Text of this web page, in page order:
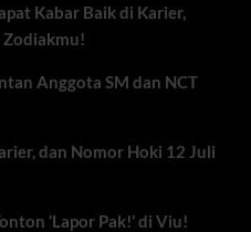
Kabar Baik di Karier,
Zodiakmu!
Anggota SM dan NCT
dan Nomor Hoki 12 Juli
‘Lapor Pak!’ di Viu!